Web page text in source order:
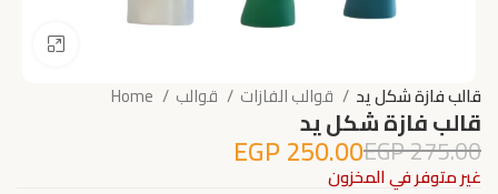
Home قالب فازة شكل يد
قالب فازة شكل يد
275.00
EGP
250.00
EGP
غير متوفر في المخزون